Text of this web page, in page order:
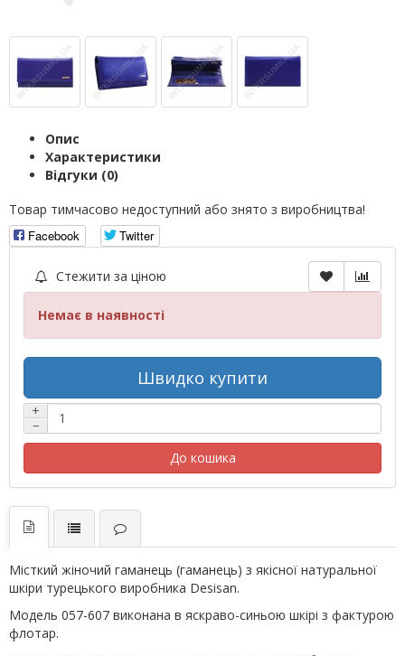
Опис
Характеристики
Відгуки (0)
Товар тимчасово недоступний або знято з виробництва!
Facebook
Twitter
Стежити за ціною
Немає в наявності
Швидко купити
+
−
До кошика
Місткий жіночий гаманець (гаманець) з якісної натуральної
шкіри турецького виробника Desisan.
Модель 057-607 виконана в яскраво-синьою шкірі з фактурою
флотар.